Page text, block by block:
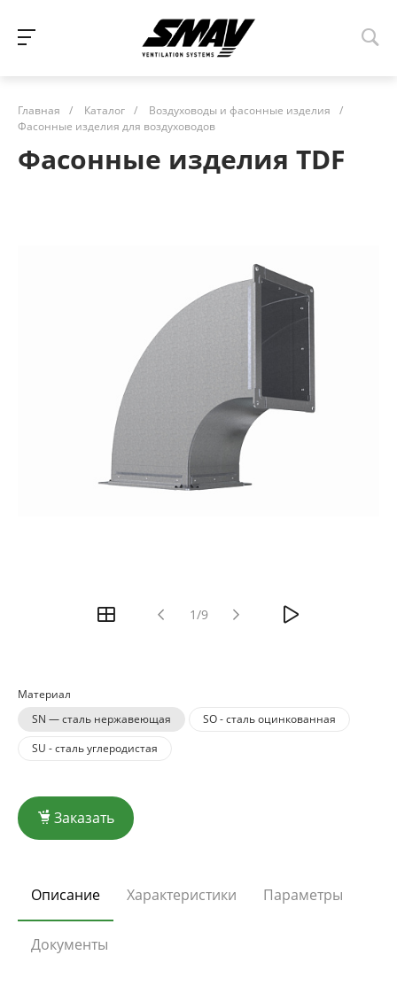
Главная / Каталог / Воздуховоды и фасонные изделия
/
Фасонные изделия для воздуховодов
Фасонные изделия TDF
1/9
Материал
SN — сталь нержавеющая
SO - сталь оцинкованная
SU - сталь углеродистая
Заказать
Описание Характеристики Параметры
Документы